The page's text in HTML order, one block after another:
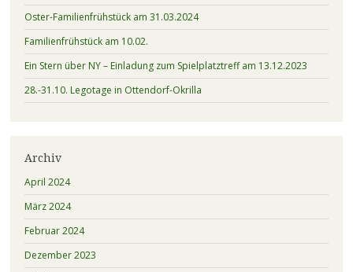
Oster-Familienfrühstück am 31.03.2024
Familienfrühstück am 10.02.
Ein Stern über NY – Einladung zum Spielplatztreff am 13.12.2023
28.-31.10. Legotage in Ottendorf-Okrilla
Archiv
April 2024
März 2024
Februar 2024
Dezember 2023